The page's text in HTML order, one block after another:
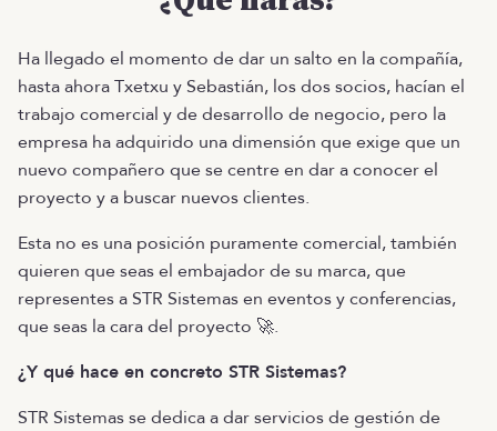
Ha llegado el momento de dar un salto en la compañía,
hasta ahora Txetxu y Sebastián, los dos socios, hacían el
trabajo comercial y de desarrollo de negocio, pero la
empresa ha adquirido una dimensión que exige que un
nuevo compañero que se centre en dar a conocer el
proyecto y a buscar nuevos clientes.
Esta no es una posición puramente comercial, también
quieren que seas el embajador de su marca, que
representes a STR Sistemas en eventos y conferencias,
que seas la cara del proyecto 🚀.
¿Y qué hace en concreto STR Sistemas?
STR Sistemas se dedica a dar servicios de gestión de